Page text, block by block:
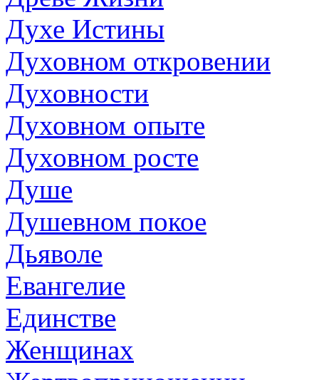
Духе Истины
Духовном откровении
Духовности
Духовном опыте
Духовном росте
Душе
Душевном покое
Дьяволе
Евангелие
Единстве
Женщинах